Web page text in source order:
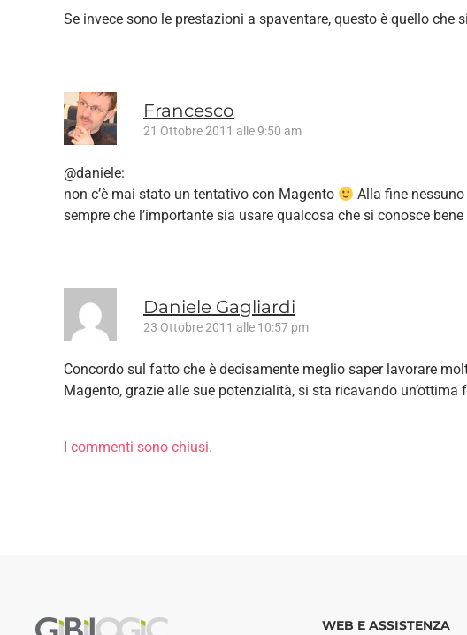
Se invece sono le prestazioni a spaventare, questo è quello
Francesco
21 Ottobre 2011 alle 9:50 am
@daniele:
non c’è mai stato un tentativo con Magento
Alla fine
sempre che l’importante sia usare qualcosa che si conosce
Daniele Gagliardi
23 Ottobre 2011 alle 10:57 pm
Concordo sul fatto che è decisamente meglio saper lavorare
Magento, grazie alle sue potenzialità, si sta ricavando un’ottima
I commenti sono chiusi.
WEB E ASSISTENZA